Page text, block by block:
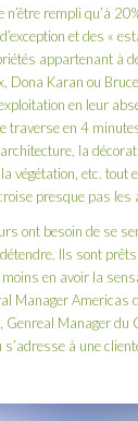
n’être rempli qu’à
et des «
appartenant à
Dona Karan ou
en leur
traverse en 4
la
végétation, etc. tout
presque pas
ont besoin de se
Ils sont
en avoir la
Manager Americas
Genreal Manager du
à une